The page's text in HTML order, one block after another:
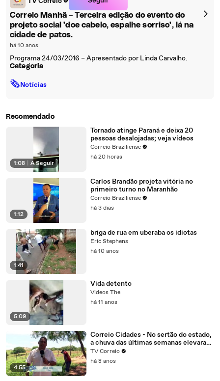
Correio Manhã – Terceira edição do evento do
projeto social 'doe cabelo, espalhe sorriso', lá na
cidade de patos.
há 10 anos
Programa 24/03/2016 – Apresentado por Linda Carvalho.
Categoria
🗞Notícias
Recomendado
1:08 A Seguir
Tornado atinge Paraná e deixa 20
pessoas desalojadas; veja vídeos
Correio Braziliense
há 20 horas
1:12
Carlos Brandão projeta vitória no
primeiro turno no Maranhão
Correio Braziliense
há 3 dias
1:41
briga de rua em uberaba os idiotas
Eric Stephens
há 10 anos
5:09
Vida detento
Videos The
há 11 anos
4:55
Correio Cidades - No sertão do estado,
a chuva das últimas semanas elevaram
o nível dos reservatórios na região de
Patos.
TV Correio
há 8 anos